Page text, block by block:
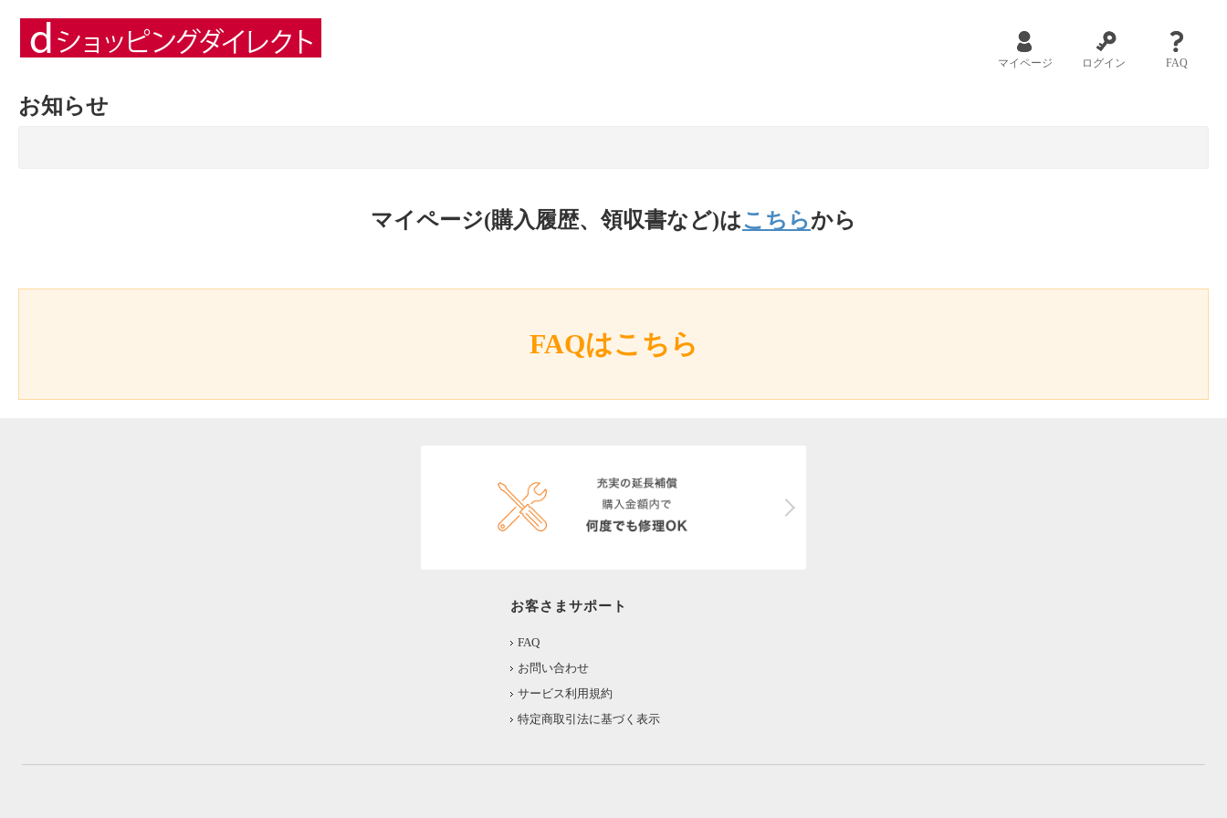
マイページ ログイン FAQ
お知らせ
マイページ(購入履歴、領収書など)はこちらから
FAQはこちら
お客さまサポート
FAQ
お問い合わせ
サービス利用規約
特定商取引法に基づく表示